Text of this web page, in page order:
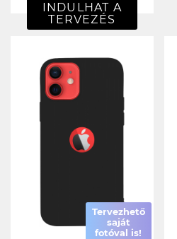
INDULHAT A
TERVEZÉS
Tervezhető
saját
fotóval is!